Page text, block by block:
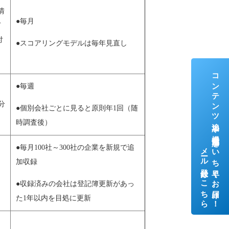
●毎月
●スコアリングモデルは毎年見直し
●毎週
●個別会社ごとに見ると原則年1回（随
時調査後）
●毎月100社～300社の企業を新規で追
加収録
●収録済みの会社は登記簿更新があっ
た1年以内を目処に更新
コンテンツ追加や機能追加をいち早くお届け！
メール登録はこちら